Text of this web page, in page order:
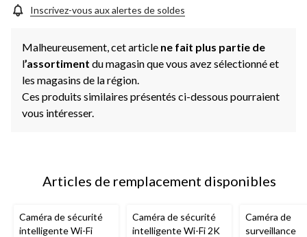
Inscrivez-vous aux alertes de soldes
Malheureusement, cet article ne fait plus partie de
l’assortiment du magasin que vous avez sélectionné et
les magasins de la région.
Ces produits similaires présentés ci-dessous pourraient
vous intéresser.
Articles de remplacement disponibles
Caméra de sécurité
intelligente Wi-Fi
Caméra de sécurité
intelligente Wi-Fi 2K
Caméra de
surveillance